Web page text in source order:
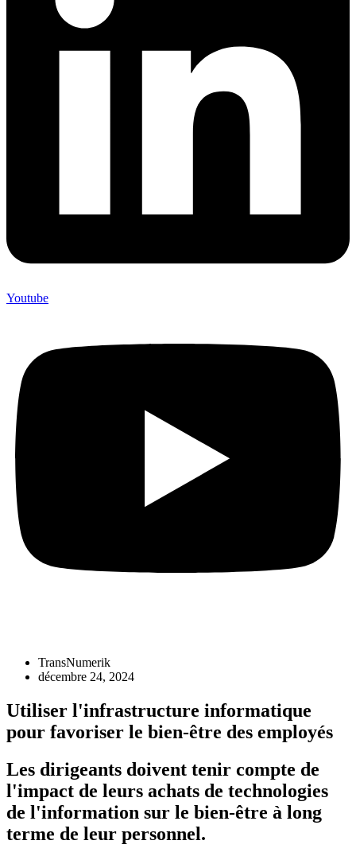
Youtube
TransNumerik
décembre 24, 2024
Utiliser l'infrastructure informatique
pour favoriser le bien-être des employés
Les dirigeants doivent tenir compte de
l'impact de leurs achats de technologies
de l'information sur le bien-être à long
terme de leur personnel.